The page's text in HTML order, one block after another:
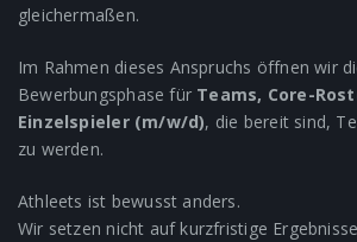
gleichermaßen.
Im Rahmen dieses Anspruchs öffnen wir
Bewerbungsphase für Teams, Core-
Einzelspieler (m/w/d), die bereit sind,
zu werden.
Athleets ist bewusst anders.
Wir setzen nicht auf kurzfristige